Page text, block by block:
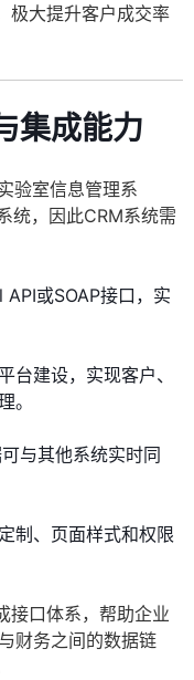
极大提升客户成交率
集成能力
验室信息管理系
统，因此CRM系统需
API或SOAP接口，实
台建设，实现客户、
。
与其他系统实时同
制、页面样式和权限
接口体系，帮助企业
财务之间的数据链